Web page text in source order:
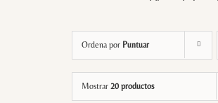
Ordena por Puntuar
Mostrar 20 productos